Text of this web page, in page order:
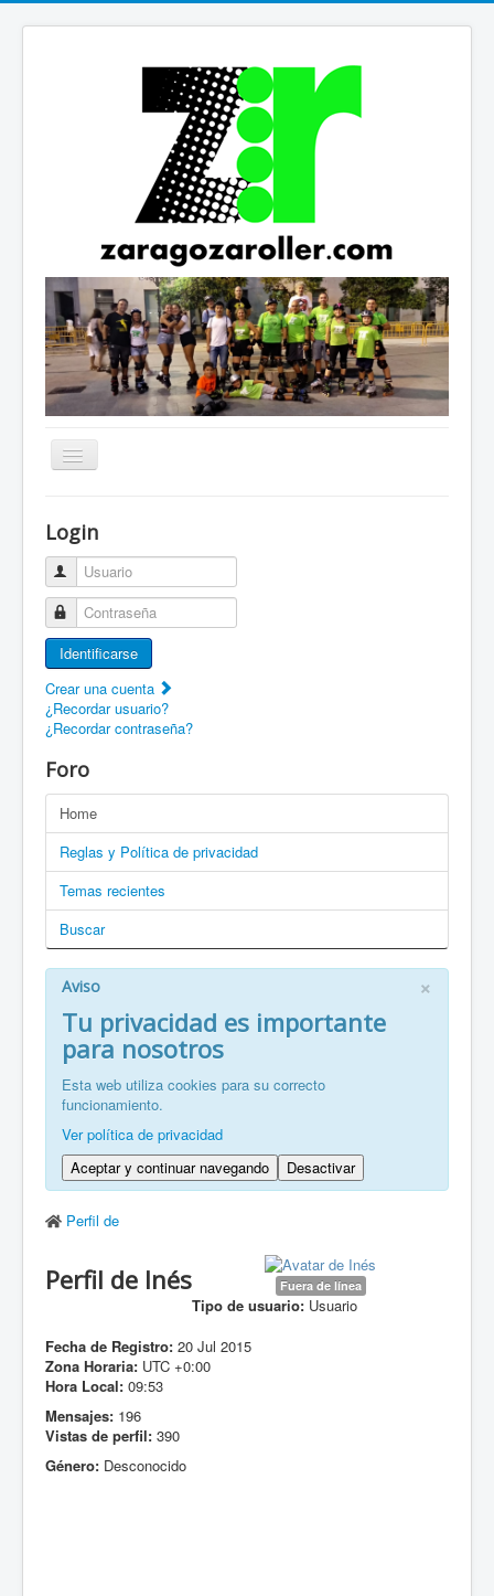
Cambiar
Patines Solidarios
¿Cómo asociarme? Ventajas
Movilidad en patines F.A.Q.
Enlaces
EN: Welcome to ZaragozaRoller!
EN: How to become a member?
DE: Willkommen zu ZaragozaRoller!
PT: Bem vindo a ZaragozaRoller!
CAT: Benvingut a ZaragozaRoller!
GAL: Benvido a ZaragozaRoller!
FR: Bienvenu à ZaragozaRoller!
ZH: 欢迎来到萨拉戈萨轮滑协会！
Login
Usuario
Contraseña
Identificarse
Crear una cuenta
¿Recordar usuario?
¿Recordar contraseña?
Foro
Home
Reglas y Política de privacidad
Temas recientes
Buscar
×
Aviso
Tu privacidad es importante
para nosotros
Esta web utiliza cookies para su correcto
funcionamiento.
Ver política de privacidad
Aceptar y continuar navegando
Desactivar
Perfil de
Perfil de Inés Fuera de línea
Tipo de usuario: Usuario
Fecha de Registro: 20 Jul 2015
Zona Horaria: UTC +0:00
Hora Local: 09:53
Mensajes: 196
Vistas de perfil: 390
Género: Desconocido